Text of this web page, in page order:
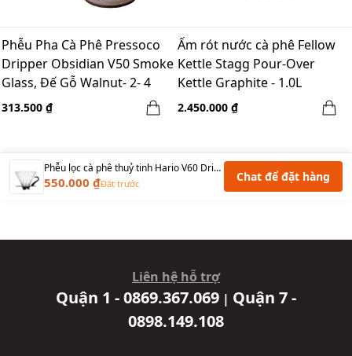
Phễu Pha Cà Phê Pressoco
Dripper Obsidian V50 Smoke
Glass, Đế Gỗ Walnut- 2- 4
Cups
313.500 ₫
Ấm rót nước cà phê Fellow
Kettle Stagg Pour-Over
Kettle Graphite - 1.0L
2.450.000 ₫
Phễu lọc cà phê thuỷ tinh Hario V60 Dripper VDG - 02B Glass size 2-4 ly- Đen
550.000 ₫Đặt trước Chat để đặt hàng
Liên hệ hỗ trợ
Quận 1 - 0869.367.069 | Quận 7 -
0898.149.108